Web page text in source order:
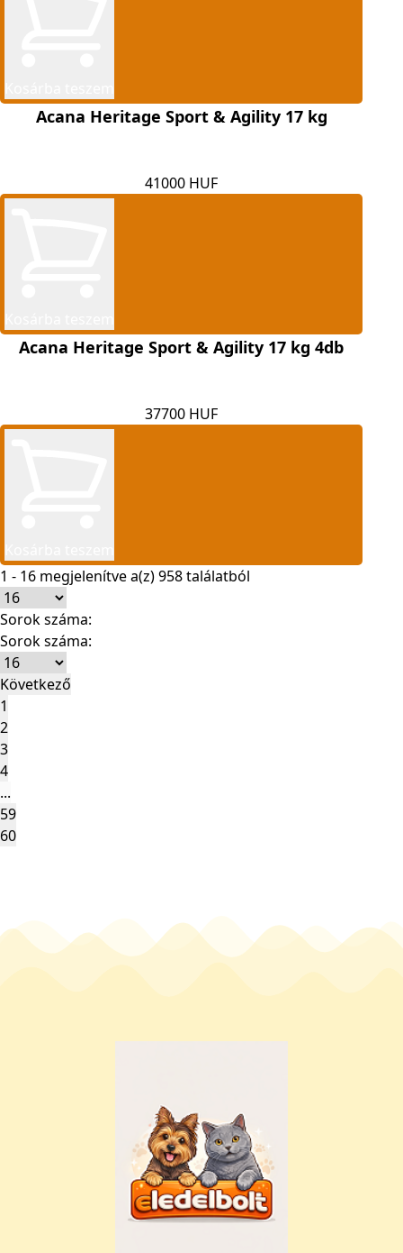
Acana Heritage Sport & Agility 17 kg
41000 HUF
Acana Heritage Sport & Agility 17 kg 4db
37700 HUF
1 - 16 megjelenítve a(z) 958 találatból
Sorok száma:
Sorok száma:
Következő
1
2
3
4
...
59
60